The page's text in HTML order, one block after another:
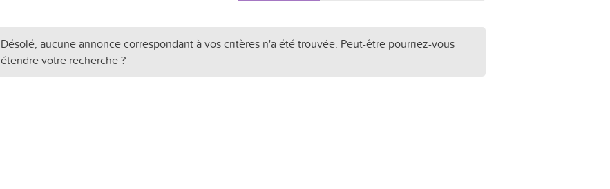
Désolé, aucune annonce correspondant à vos critères n'a été trouvée. Peut-être pourriez-vous
étendre votre recherche ?